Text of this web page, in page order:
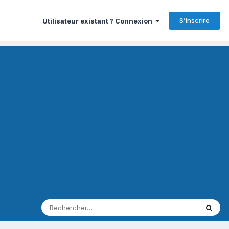
Utilisateur existant ? Connexion S’inscrire